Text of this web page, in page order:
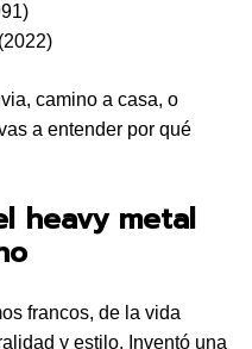
camino a casa, o
a entender por qué
heavy metal
francos, de la vida
y estilo. Inventó una